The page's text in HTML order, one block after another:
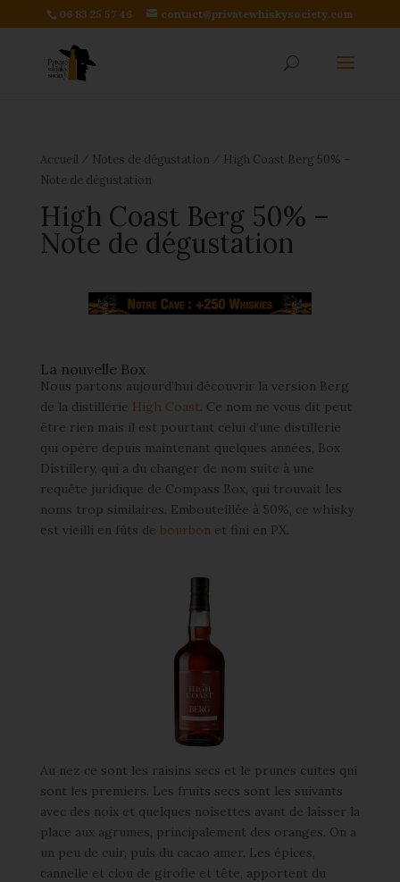
06 83 25 57 46 contact@privatewhiskysociety.com
Accueil Notes de dégustation
High Coast Berg 50% –
Note de dégustation
High Coast Berg 50% –
Note de dégustation
La nouvelle Box
Nous partons aujourd’hui découvrir la version Berg
de la distillerie High Coast. Ce nom ne vous dit peut
être rien mais il est pourtant celui d’une distillerie
qui opère depuis maintenant quelques années, Box
Distillery, qui a du changer de nom suite à une
requête juridique de Compass Box, qui trouvait les
noms trop similaires. Embouteillée à 50%, ce whisky
est vieilli en fûts de bourbon et fini en PX.
Au nez ce sont les raisins secs et le prunes cuites qui
sont les premiers. Les fruits secs sont les suivants
avec des noix et quelques noisettes avant de laisser la
place aux agrumes, principalement des oranges. On a
un peu de cuir, puis du cacao amer. Les épices,
cannelle et clou de girofle et tête, apportent du